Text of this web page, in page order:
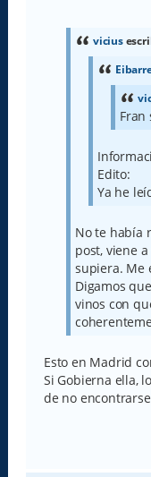
vicius
Fran
Edito:
Ya he
No te había
post, viene
supiera. Me
Digamos
vinos con
Esto en Madrid
Si Gobierna ella,
de no